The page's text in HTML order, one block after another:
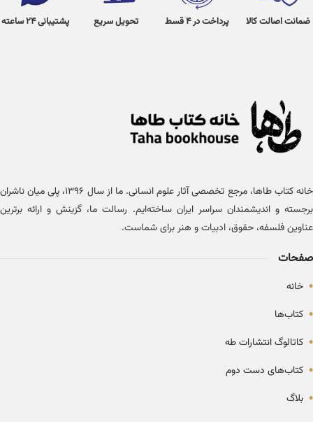
ضمانت اصالت کالا پرداخت در 4 قسط تحویل سریع پشتیبانی 24 ساعته
خانه کتاب طاها، مرجع تخصصی آثار علوم انسانی. ما از سال ۱۳۹۶، پلی میان ناشران
برجسته و اندیشمندان سراسر ایران ساخته‌ایم. رسالت ما، گزینش و ارائه برترین
عناوین فلسفه، حقوق، ادبیات و هنر برای شماست.
صفحات
• خانه
• کتاب‌ها
• کاتالوگ انتشارات طه
• کتاب‌های دست دوم
• بلاگ